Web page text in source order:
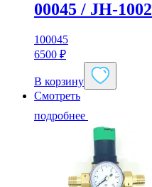
00045 / JH-1002
100045
6500 ₽
В корзину
Смотреть
подробнее